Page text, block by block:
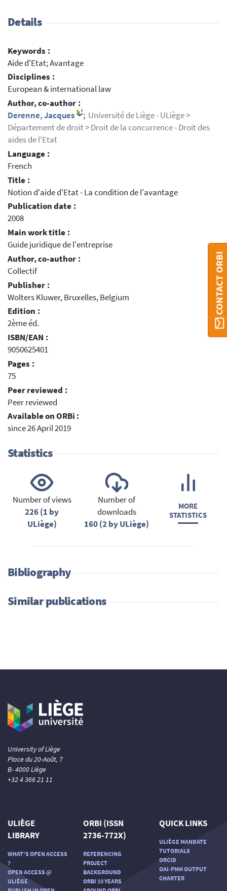
Details
Keywords :
Aide d'Etat; Avantage
Disciplines :
European & international law
Author, co-author :
Derenne, Jacques
; Université de Liège - ULiège >
Département de droit > Droit de la concurrence - Droit des
aides de l'Etat
Language :
French
Title :
Notion d'aide d'Etat - La condition de l'avantage
Publication date :
2008
Main work title :
Guide juridique de l'entreprise
Author, co-author :
Collectif
Publisher :
Wolters Kluwer, Bruxelles, Belgium
Edition :
2ème éd.
ISBN/EAN :
9050625401
Pages :
75
Peer reviewed :
Peer reviewed
Available on ORBi :
since 26 April 2019
Statistics
Number of views
226 (1 by
ULiège)
Number of
downloads
160 (2 by ULiège)
MORE
STATISTICS
Bibliography
Similar publications
CONTACT ORBI
University of Liège
Place du 20-Août, 7
B- 4000 Liège
+32 4 366 21 11
ULIÈGE
LIBRARY
WHAT'S OPEN ACCESS
?
OPEN ACCESS @
ULIÈGE
ORBI (ISSN
2736-772X)
REFERENCING
PROJECT
BACKGROUND
ORBI 10 YEARS
QUICK LINKS
ULIÈGE MANDATE
TUTORIALS
ORCID
OAI-PMH OUTPUT
CHARTER